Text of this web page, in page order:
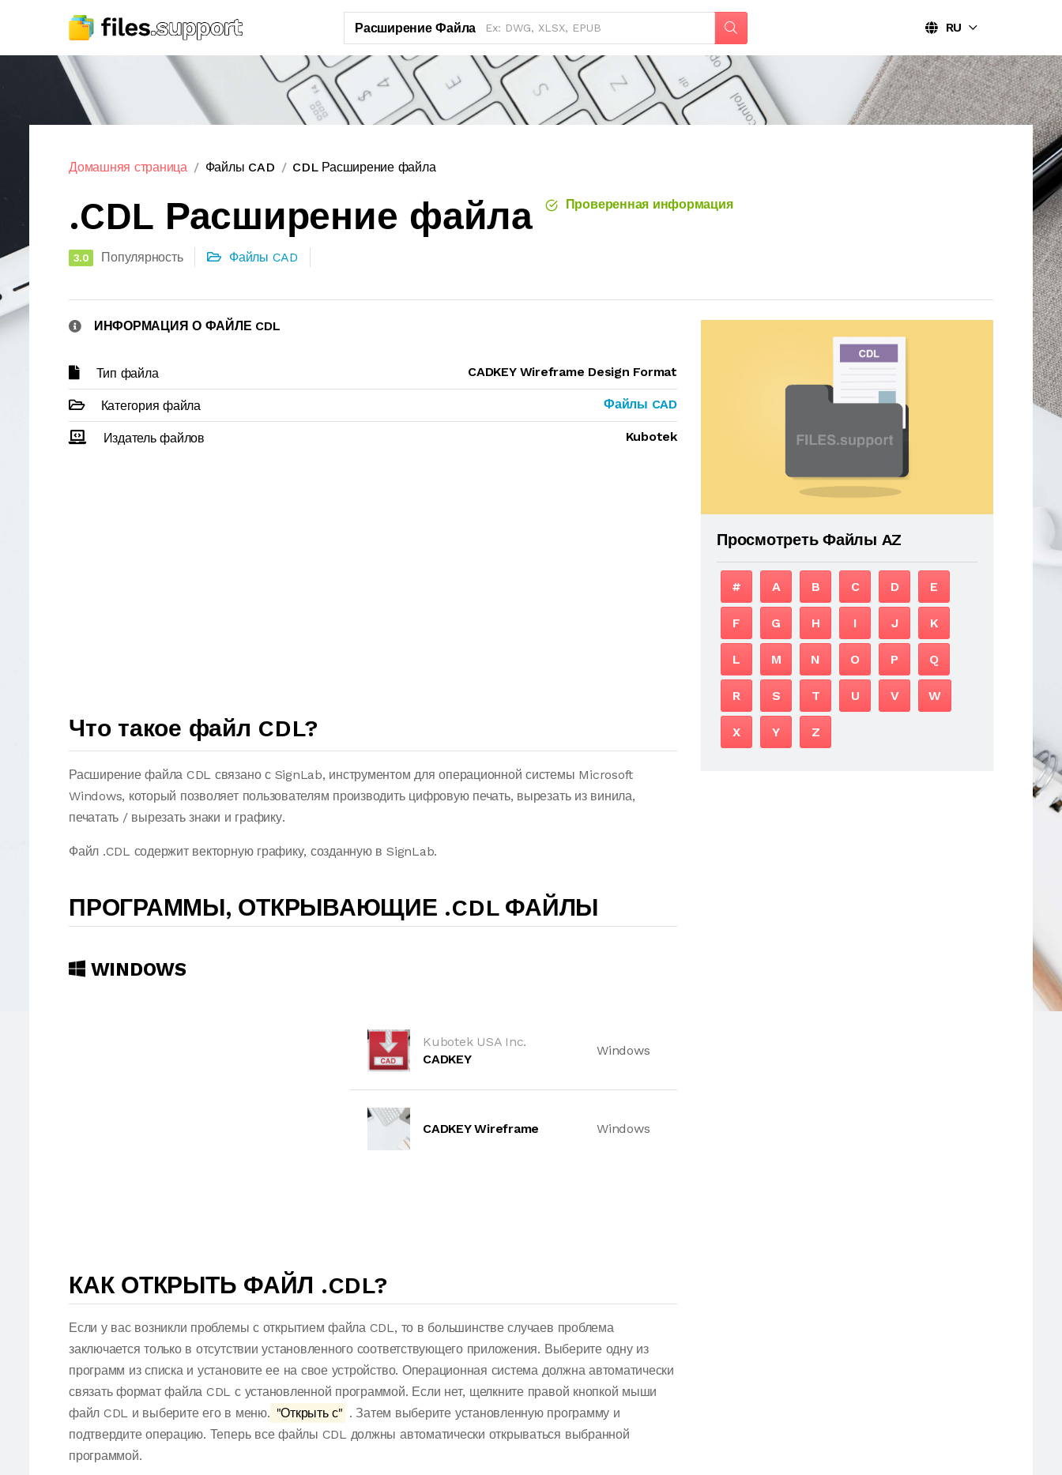
Расширение Файла RU
Домашняя страница Файлы CAD CDL Расширение файла
.CDL Расширение файла Проверенная информация
3.0 Популярность Файлы CAD
ИНФОРМАЦИЯ О ФАЙЛЕ CDL
Тип файла CADKEY Wireframe Design Format
Категория файла Файлы CAD
Издатель файлов Kubotek
Что такое файл CDL?
Расширение файла CDL связано с SignLab, инструментом для операционной системы Microsoft
Windows, который позволяет пользователям производить цифровую печать, вырезать из винила,
печатать / вырезать знаки и графику.
Файл .CDL содержит векторную графику, созданную в SignLab.
ПРОГРАММЫ, ОТКРЫВАЮЩИЕ .CDL ФАЙЛЫ
WINDOWS
Kubotek USA Inc.
CADKEY
Windows
CADKEY Wireframe Windows
КАК ОТКРЫТЬ ФАЙЛ .CDL?
Если у вас возникли проблемы с открытием файла CDL, то в большинстве случаев проблема
заключается только в отсутствии установленного соответствующего приложения. Выберите одну из
программ из списка и установите ее на свое устройство. Операционная система должна автоматически
связать формат файла CDL с установленной программой. Если нет, щелкните правой кнопкой мыши
файл CDL и выберите его в меню. "Открыть с" . Затем выберите установленную программу и
подтвердите операцию. Теперь все файлы CDL должны автоматически открываться выбранной
программой.
Просмотреть Файлы AZ
# A B C D E
F G H I J K
L M N O P Q
R S T U V W
X Y Z